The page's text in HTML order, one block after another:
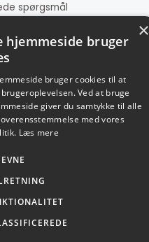
spørgsmål
privatlivspolitik
© 2026
×
hjemmeside bruger
bruger cookies til at
Ved at bruge
giver du samtykke til alle
med vores
Læs mere